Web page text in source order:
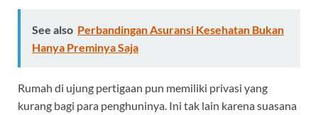
See also Perbandingan Asuransi Kesehatan Bukan
Hanya Preminya Saja
Rumah di ujung pertigaan pun memiliki privasi yang
kurang bagi para penghuninya. Ini tak lain karena suasana